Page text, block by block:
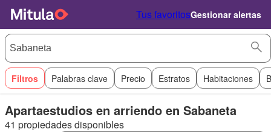
Tus favoritosGestionar alertas
Filtros Palabras clave Precio Estratos Habitaciones
Apartaestudios en arriendo en Sabaneta
41 propiedades disponibles